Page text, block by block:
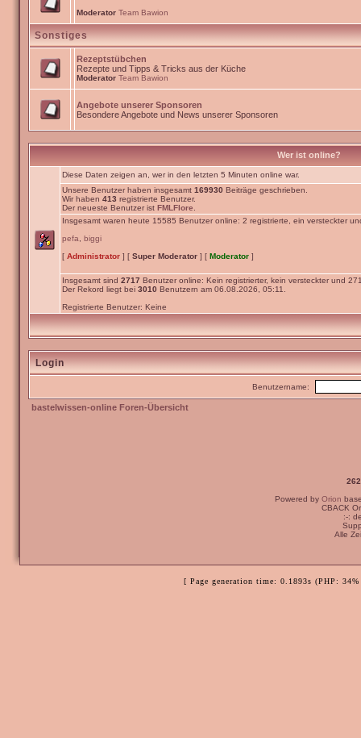
Moderator Team Bawion
Sonstiges
Rezeptstübchen
Rezepte und Tipps & Tricks aus der Küche
Moderator Team Bawion
Angebote unserer Sponsoren
Besondere Angebote und News unserer Sponsoren
Wer ist online?
Diese Daten zeigen an, wer in den letzten 5 Minuten online war.
Unsere Benutzer haben insgesamt 169930 Beiträge geschrieben.
Wir haben 413 registrierte Benutzer.
Der neueste Benutzer ist FMLFlore
Insgesamt waren heute 15585 Benutzer online: 2 registrierte, ein versteckter
pefa
biggi
[ Administrator ] [ Super Moderator ] [ Moderator ]
Insgesamt sind 2717 Benutzer online: Kein registrierter, kein versteckter und
Der Rekord liegt bei 3010 Benutzern am 06.08.2026, 05:11.
Registrierte Benutzer: Keine
Login
Benutzername:
bastelwissen-online Foren-Übersicht
Powered by Orion
CBACK
:-:
Alle
[ Page generation time: 0.1893s (PHP: